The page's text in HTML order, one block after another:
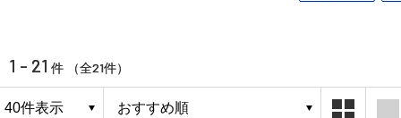
1 - 21 件 （全21件）